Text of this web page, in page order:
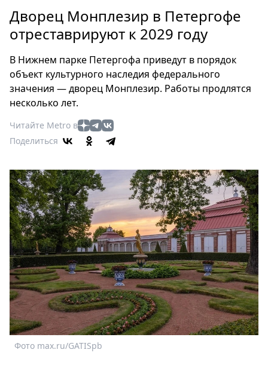
Россия
Мир
Еда
Туризм
Мода
Театр
Кино
Афиша
Книги
Выставки
Пресс-
релизы
О
Metro
Стримы
Спецпроекты
Звезды
Выборы
2026
Скачай
Metro
Дворец Монплезир в Петергофе
отреставрируют к 2029 году
В Нижнем парке Петергофа приведут в порядок
объект культурного наследия федерального
значения — дворец Монплезир. Работы продлятся
несколько лет.
Читайте Metro в
Поделиться
Фото max.ru/GATISpb